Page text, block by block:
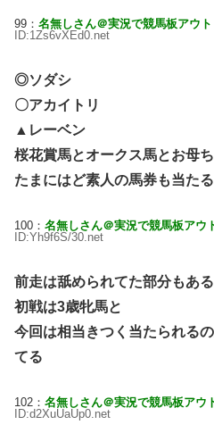
99： 名無しさん＠実況で競馬板アウト
ID:1Zs6vXEd0.net
◎ソダシ
〇アカイトリ
▲レーベン
桜花賞馬とオークス馬とお母
たまにはど素人の馬券も当た
100： 名無しさん＠実況で競馬板アウ
ID:Yh9f6S/30.net
前走は舐められてた部分もある
初戦は3歳牝馬と
今回は相当きつく当たられる
てる
102： 名無しさん＠実況で競馬板アウ
ID:d2XuUaUp0.net